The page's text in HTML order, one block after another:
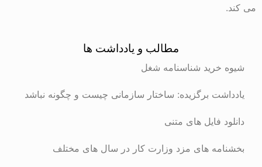
می کند.
مطالب و یادداشت ها
شیوه خرید شناسنامه شغل
یادداشت برگزیده: ساختار سازمانی چیست و چگونه نباشد
دانلود فایل های متنی
بخشنامه های مزد وزارت کار در سال های مختلف